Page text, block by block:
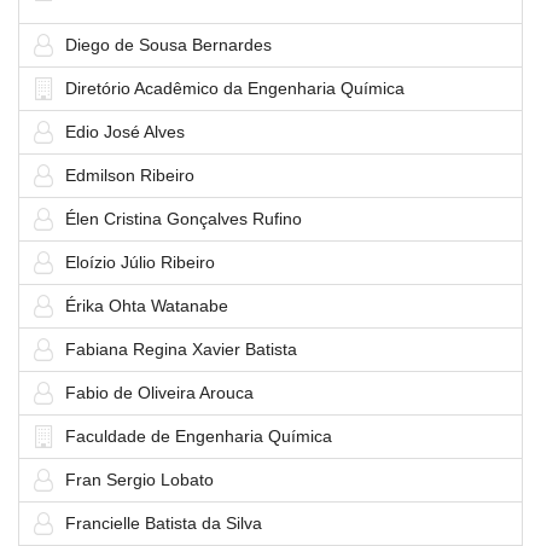
Diego de Sousa Bernardes
Diretório Acadêmico da Engenharia Química
Edio José Alves
Edmilson Ribeiro
Élen Cristina Gonçalves Rufino
Eloízio Júlio Ribeiro
Érika Ohta Watanabe
Fabiana Regina Xavier Batista
Fabio de Oliveira Arouca
Faculdade de Engenharia Química
Fran Sergio Lobato
Francielle Batista da Silva